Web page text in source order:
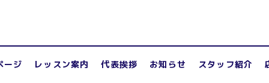
ージ レッスン案内 代表挨拶 お知らせ スタッフ紹介